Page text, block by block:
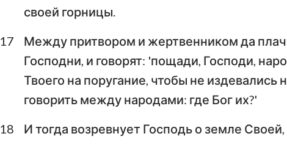
своей горницы.
17
Между притвором и жертвенником да
Господни, и говорят: 'пощади, Господи,
Твоего на поругание, чтобы не издевались
говорить между народами: где Бог их?'
18
И тогда возревнует Господь о земле